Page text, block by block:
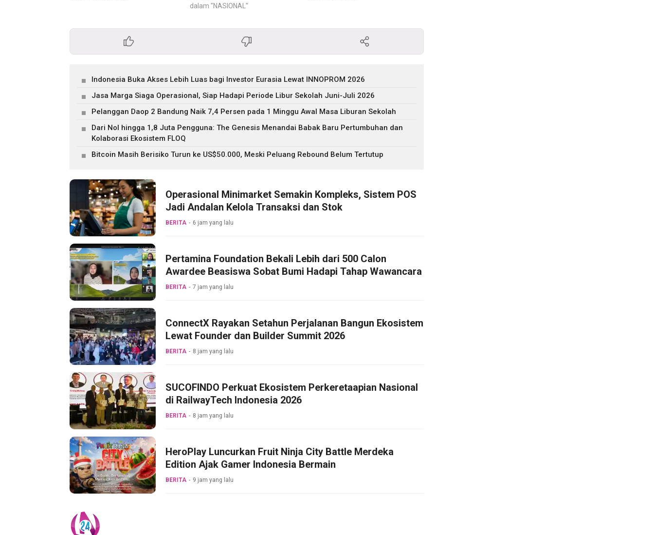
dalam "NASIONAL"
Indonesia Buka Akses Lebih Luas bagi Investor Eurasia Lewat INNOPROM 2026
Jasa Marga Siaga Operasional, Siap Hadapi Periode Libur Sekolah Juni-Juli 2026
Pelanggan Daop 2 Bandung Naik 7,4 Persen pada 1 Minggu Awal Masa Liburan Sekolah
Dari Nol hingga 1,8 Juta Pengguna: The Genesis Menandai Babak Baru Pertumbuhan dan
Kolaborasi Ekosistem FLOQ
Bitcoin Masih Berisiko Turun ke US$50.000, Meski Peluang Rebound Belum Tertutup
Operasional Minimarket Semakin Kompleks, Sistem POS
Jadi Andalan Kelola Transaksi dan Stok
BERITA 6 jam yang lalu
Pertamina Foundation Bekali Lebih dari 500 Calon
Awardee Beasiswa Sobat Bumi Hadapi Tahap Wawancara
BERITA 7 jam yang lalu
ConnectX Rayakan Setahun Perjalanan Bangun Ekosistem
Lewat Founder dan Builder Summit 2026
BERITA 8 jam yang lalu
SUCOFINDO Perkuat Ekosistem Perkeretaapian Nasional
di RailwayTech Indonesia 2026
BERITA 8 jam yang lalu
HeroPlay Luncurkan Fruit Ninja City Battle Merdeka
Edition Ajak Gamer Indonesia Bermain
BERITA 9 jam yang lalu